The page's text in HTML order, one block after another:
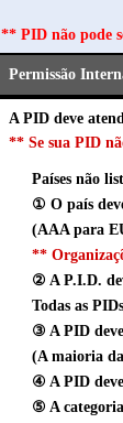
** PID não pode
Permissão
A PID deve
** Se sua PID
Países não
① O país
(AAA para
**
② A P.I.D.
Todas as
③ A PID
(A maioria
④ A PID
⑤ A